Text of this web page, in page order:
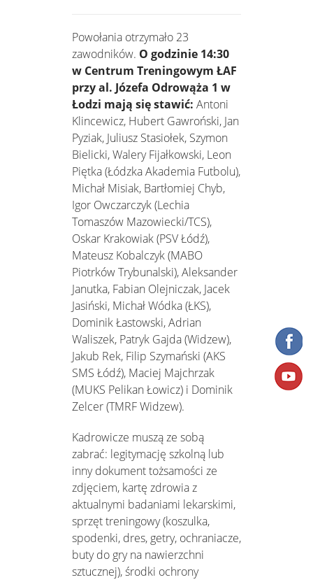
Powołania otrzymało 23
zawodników. O godzinie 14:30
w Centrum Treningowym ŁAF
przy al. Józefa Odrowąża 1 w
Łodzi mają się stawić: Antoni
Klincewicz, Hubert Gawroński, Jan
Pyziak, Juliusz Stasiołek, Szymon
Bielicki, Walery Fijałkowski, Leon
Piętka (Łódzka Akademia Futbolu),
Michał Misiak, Bartłomiej Chyb,
Igor Owczarczyk (Lechia
Tomaszów Mazowiecki/TCS),
Oskar Krakowiak (PSV Łódź),
Mateusz Kobalczyk (MABO
Piotrków Trybunalski), Aleksander
Janutka, Fabian Olejniczak, Jacek
Jasiński, Michał Wódka (ŁKS),
Dominik Łastowski, Adrian
Waliszek, Patryk Gajda (Widzew),
Jakub Rek, Filip Szymański (AKS
SMS Łódź), Maciej Majchrzak
(MUKS Pelikan Łowicz) i Dominik
Zelcer (TMRF Widzew).
Kadrowicze muszą ze sobą
zabrać: legitymację szkolną lub
inny dokument tożsamości ze
zdjęciem, kartę zdrowia z
aktualnymi badaniami lekarskimi,
sprzęt treningowy (koszulka,
spodenki, dres, getry, ochraniacze,
buty do gry na nawierzchni
sztucznej), środki ochrony